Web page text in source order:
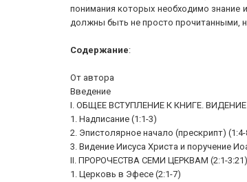
понимания которых необходимо знание
должны быть не просто прочитанными,
Содержание:
От автора
Введение
I. ОБЩЕЕ ВСТУПЛЕНИЕ К КНИГЕ. ВИДЕНИЕ
1. Надписание (1:1-3)
2. Эпистолярное начало (прескрипт) (1:4-
3. Видение Иисуса Христа и поручение
II. ПРОРОЧЕСТВА СЕМИ ЦЕРКВАМ (2:1-3:21)
1. Церковь в Эфесе (2:1-7)